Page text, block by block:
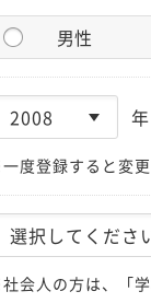
男性
年
度登録すると変
会人の方は、「